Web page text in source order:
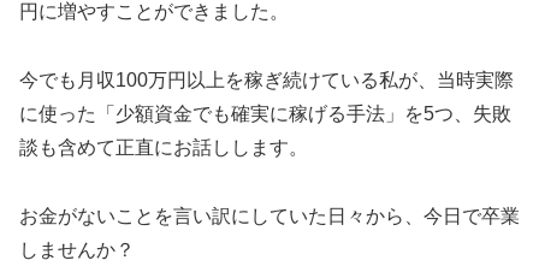
円に増やすことができました。
今でも月収100万円以上を稼ぎ続けている私が、当時実際
に使った「少額資金でも確実に稼げる手法」を5つ、失敗
談も含めて正直にお話しします。
お金がないことを言い訳にしていた日々から、今日で卒業
しませんか？